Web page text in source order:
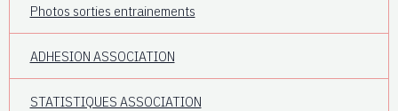
Photos sorties entrainements
ADHESION ASSOCIATION
STATISTIQUES ASSOCIATION